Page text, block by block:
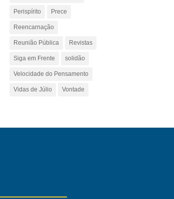
Perispírito Prece
Reencarnação
Reunião Pública Revistas
Siga em Frente solidão
Velocidade do Pensamento
Vidas de Júlio Vontade